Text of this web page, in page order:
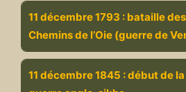
11 décembre 1793 : bataille
Chemins de l’Oie (guerre de
11 décembre 1845 : début de